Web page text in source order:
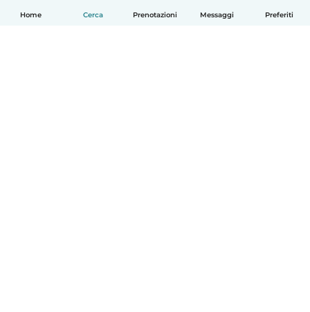
Home Cerca Prenotazioni Messaggi Preferiti